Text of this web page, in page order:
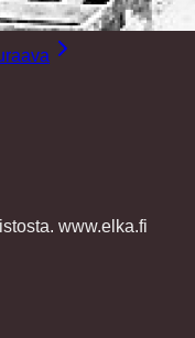
www.elka.fi